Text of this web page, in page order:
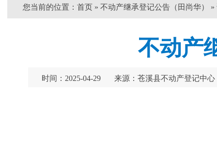
您当前的位置： 首页 » 不动产继承登记公告（田尚华） »
不动产
时间：2025-04-29 来源：苍溪县不动产登记中心